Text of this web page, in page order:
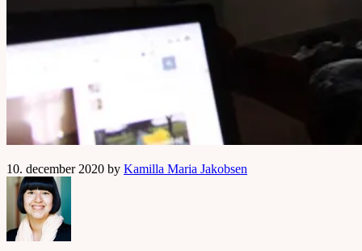
10. december 2020 by Kamilla Maria Jakobsen